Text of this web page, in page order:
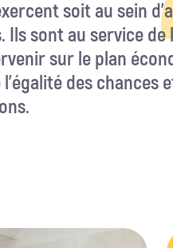
soit au sein
Ils sont au service de
sur le plan
des chances